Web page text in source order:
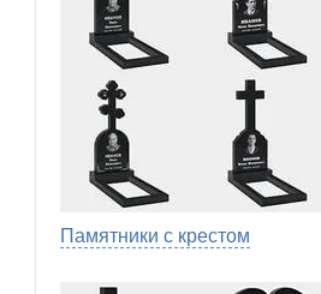
Памятники с крестом